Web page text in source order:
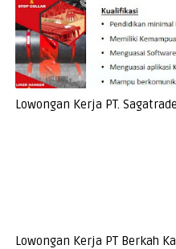
Lowongan Kerja PT.
Lowongan Kerja PT Berkah